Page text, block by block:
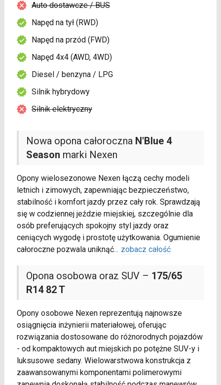
Nowa opona całoroczna N'Blue 4
Season marki Nexen
Opony wielosezonowe Nexen łączą cechy modeli
letnich i zimowych, zapewniając bezpieczeństwo,
stabilność i komfort jazdy przez cały rok. Sprawdzają
się w codziennej jeździe miejskiej, szczególnie dla
osób preferujących spokojny styl jazdy oraz
ceniących wygodę i prostotę użytkowania. Ogumienie
całoroczne pozwala uniknąć... zobacz całość
Opona osobowa oraz SUV – 175/65
R14 82 T
Opony osobowe Nexen reprezentują najnowsze
osiągnięcia inżynierii materiałowej, oferując
rozwiązania dostosowane do różnorodnych pojazdów
- od kompaktowych aut miejskich po potężne SUV-y i
luksusowe sedany. Wielowarstwowa konstrukcja z
zaawansowanymi komponentami polimerowymi
Auto dostawcze / BUS
Napęd na tył (RWD)
Napęd na przód (FWD)
Napęd 4x4 (AWD, 4WD)
Diesel / benzyna / LPG
Silnik hybrydowy
Silnik elektryczny